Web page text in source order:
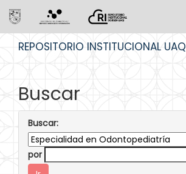
REPOSITORIO INSTITUCIONAL UAQ
Buscar
Buscar:
por